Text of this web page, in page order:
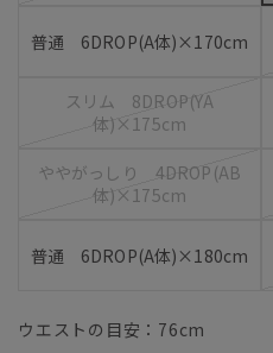
普通 6DROP(A体)×170cm
スリム 8DROP(YA
体)×175cm
ややがっしり 4DROP(AB
体)×175cm
普通 6DROP(A体)×180cm
ウエストの目安： 76cm